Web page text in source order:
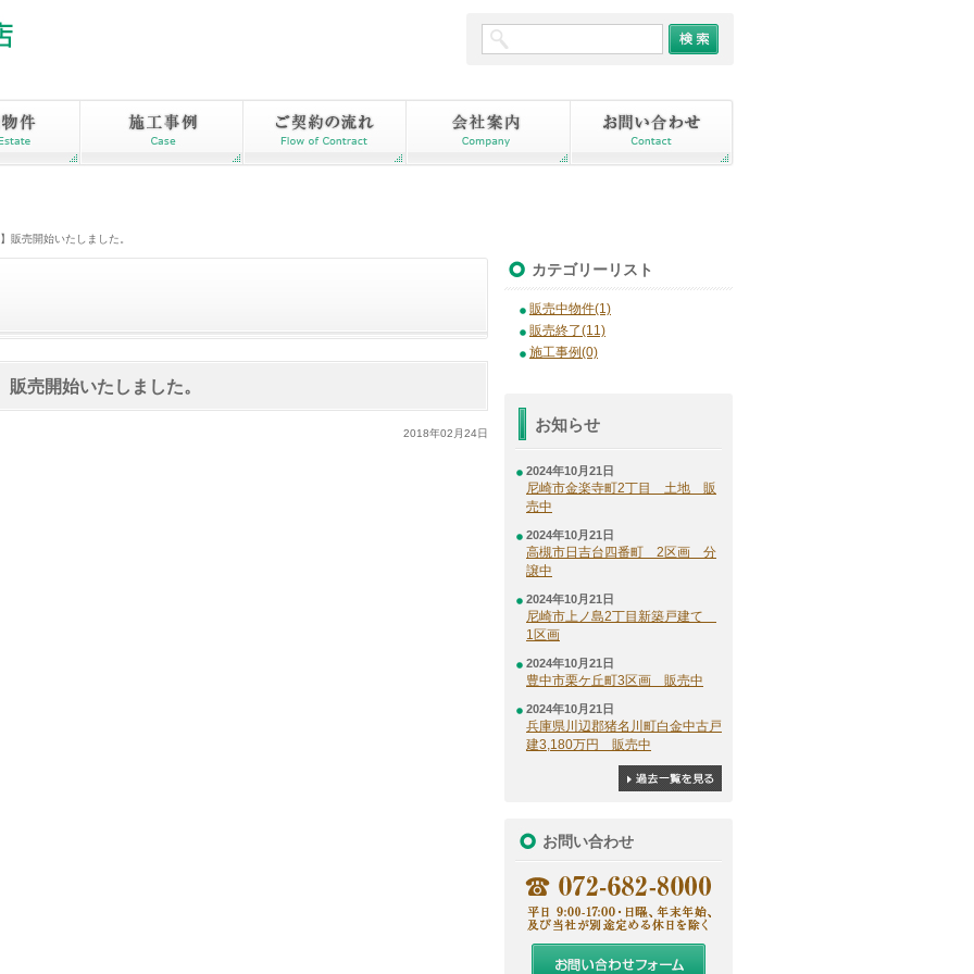
販売開始いたしました。
売開始いたしました。
2018年02月24日
カテゴリーリスト
販売中物件(1)
販売終了(11)
施工事例(0)
お知らせ
2024年10月21日
尼崎市金楽寺町2丁目 土地 販
売中
2024年10月21日
高槻市日吉台四番町 2区画 分
譲中
2024年10月21日
尼崎市上ノ島2丁目新築戸建て
1区画
2024年10月21日
豊中市栗ケ丘町3区画 販売中
2024年10月21日
兵庫県川辺郡猪名川町白金中古戸
建3,180万円 販売中
お問い合わせ